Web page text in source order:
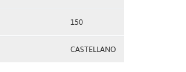
150
CASTELLANO